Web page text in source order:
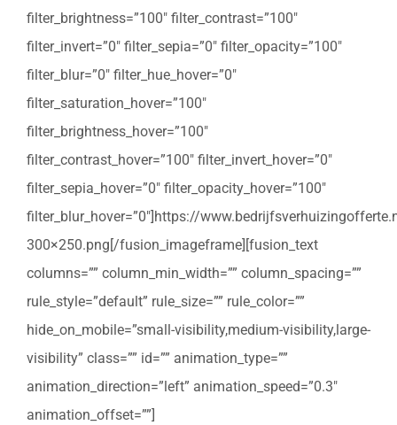
filter_brightness=”100″ filter_contrast=”100″
filter_invert=”0″ filter_sepia=”0″ filter_opacity=”100″
filter_blur=”0″ filter_hue_hover=”0″
filter_saturation_hover=”100″
filter_brightness_hover=”100″
filter_contrast_hover=”100″ filter_invert_hover=”0″
filter_sepia_hover=”0″ filter_opacity_hover=”100″
filter_blur_hover=”0″]https://
300×250.png[/fusion_imageframe][fusion_text
columns=”” column_min_width=”” column_spacing=””
rule_style=”default” rule_size=”” rule_color=””
hide_on_mobile=”small-visibility,medium-visibility,large-
visibility” class=”” id=”” animation_type=””
animation_direction=”left” animation_speed=”0.3″
animation_offset=””]